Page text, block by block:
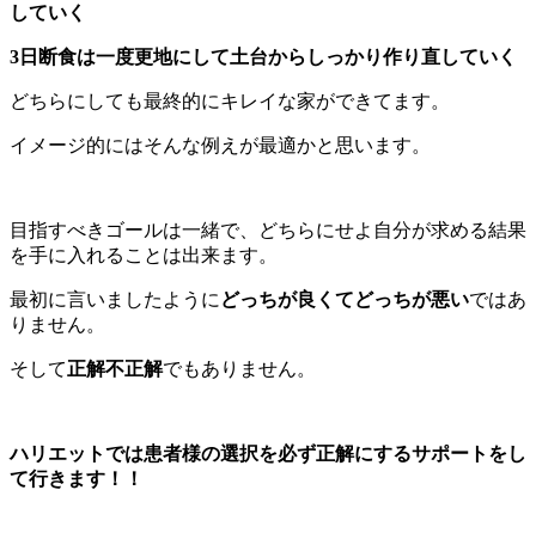
していく
3日断食は一度更地にして土台からしっかり作り直していく
どちらにしても最終的にキレイな家ができてます。
イメージ的にはそんな例えが最適かと思います。
目指すべきゴールは一緒で、どちらにせよ自分が求める結果
を手に入れることは出来ます。
最初に言いましたように どっちが良くてどっちが悪いではあ
りません。
そして正解不正解でもありません。
ハリエットでは患者様の選択を必ず正解にするサポートをし
て行きます！！